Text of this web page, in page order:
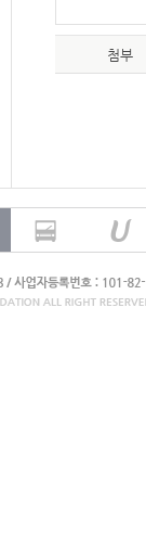
첨부